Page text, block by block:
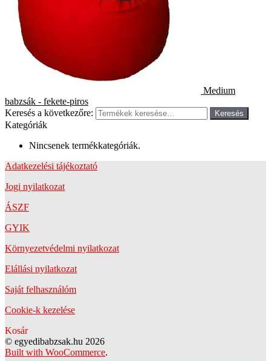
Medium
babzsák - fekete-piros
Keresés a következőre:
Keresés
Kategóriák
Nincsenek termékkategóriák.
Adatkezelési tájékoztató
Jogi nyilatkozat
ÁSZF
GYIK
Környezetvédelmi nyilatkozat
Elállási nyilatkozat
Saját felhasználóm
Cookie-k kezelése
Kosár
© egyedibabzsak.hu 2026
Built with WooCommerce.